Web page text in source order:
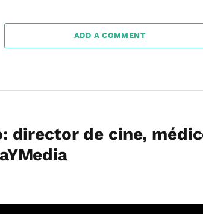
ADD A COMMENT
director de cine,